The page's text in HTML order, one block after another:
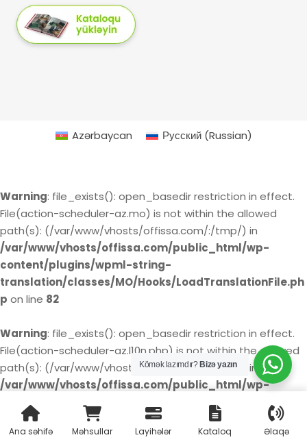
Ana səhifə Məhsullar Layihələr Kataloq Əlaqə
Kömək lazımdır? Bizə yazın
Azərbaycan Русский(Russian)
Warning: file_exists(): open_basedir restriction in effect.
File(action-scheduler-az.mo) is not within the allowed
path(s): (/var/www/vhosts/offissa.com/:/tmp/) in
/var/www/vhosts/offissa.com/public_html/wp-
content/plugins/wpml-string-
translation/classes/MO/Hooks/LoadTranslationFile.ph
p on line 82
Warning: file_exists(): open_basedir restriction in effect.
File(action-scheduler-az.l10n.php) is not within the allowed
path(s): (/var/www/vhosts/offissa.com/:/tmp/) in
/var/www/vhosts/offissa.com/public_html/wp-
content/plugins/wpml-string-
translation/classes/MO/Hooks/LoadTranslationFile.ph
on line85